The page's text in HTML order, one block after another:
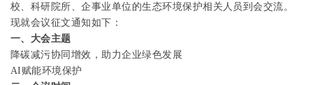
校、科研院所、企事业单位的生态环境保护相关人员到会交流。
现就会议征文通知如下：
一、 大会主题
降碳减污协同增效，助力企业绿色发展
AI赋能环境保护